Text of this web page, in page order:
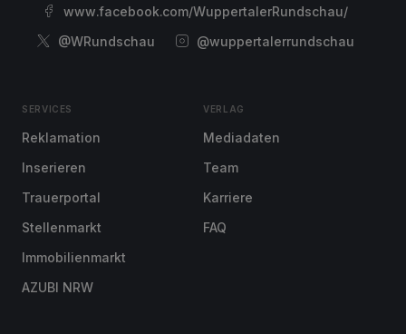
www.facebook.com/WuppertalerRundschau/
@WRundschau
@wuppertalerrundschau
SERVICES
Reklamation
Inserieren
Trauerportal
Stellenmarkt
Immobilienmarkt
AZUBI NRW
VERLAG
Mediadaten
Team
Karriere
FAQ